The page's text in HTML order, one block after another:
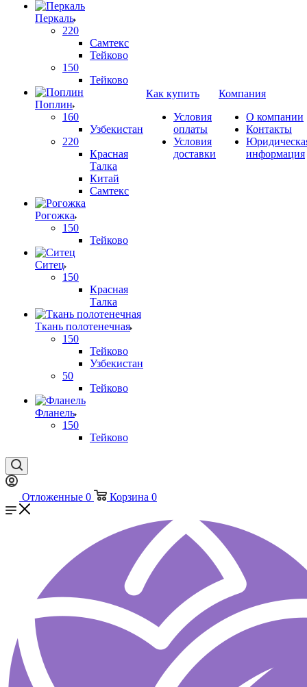
Перкаль
220
Самтекс
Тейково
150
Тейково
Поплин
160
Узбекистан
220
Красная
Талка
Китай
Самтекс
Рогожка
150
Тейково
Ситец
150
Красная
Талка
Ткань полотенечная
150
Тейково
Узбекистан
50
Тейково
Фланель
150
Тейково
Как купить
Условия
оплаты
Условия
доставки
Компания
О компании
Контакты
информация
Отложенные 0 Корзина 0